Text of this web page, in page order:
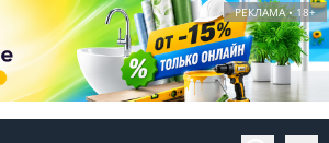
РЕКЛАМА • 18+